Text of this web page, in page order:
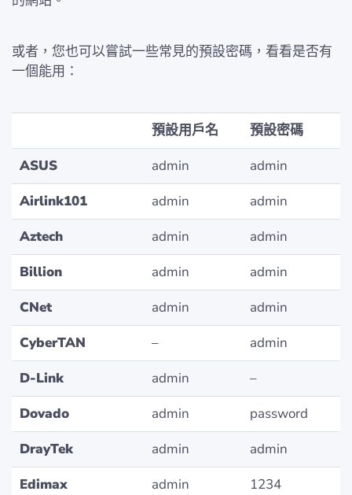
或者，您也可以嘗試一些常見的預設密碼，看看是否有
一個能用：
預設用戶名
預設密碼
ASUS
admin
admin
Airlink101
admin
admin
Aztech
admin
admin
Billion
admin
admin
CNet
admin
admin
CyberTAN
–
admin
D-Link
admin
–
Dovado
admin
password
DrayTek
admin
admin
Edimax
admin
1234